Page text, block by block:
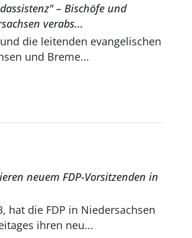
– Bischöfe und
verabs...
die leitenden evangelischen
und Breme...
neuem FDP-Vorsitzenden in
hat die FDP in Niedersachsen
ihren neu...